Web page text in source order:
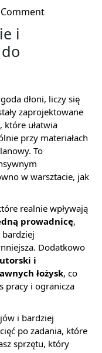
i
dłoni, liczy się
zaprojektowane
, które ułatwia
przy materiałach
To
w warsztacie, jak
realnie wpływają
prowadnicę,
Dodatkowo
i
łożysk, co
pracy i ogranicza
i bardziej
po zadania, które
sprzętu, który